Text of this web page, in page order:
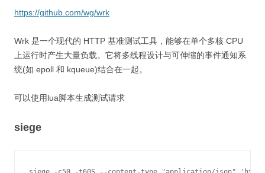
https://github.com/wg/wrk
Wrk 是一个现代的 HTTP 基准测试工具，能够在单个多核 CPU
上运行时产生大量负载。它将多线程设计与可伸缩的事件通知系
统(如 epoll 和 kqueue)结合在一起。
可以使用lua脚本生成测试请求
siege